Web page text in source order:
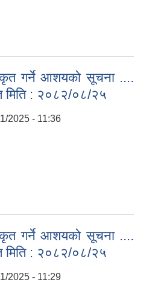
गर्ने आशयको सूचना ....
मिति : २०८२/०८/२५
2025 - 11:36
गर्ने आशयको सूचना ....
मिति : २०८२/०८/२५
2025 - 11:29